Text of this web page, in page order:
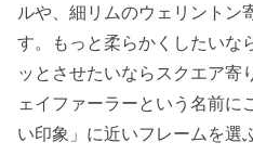
ルや、細リムのウェリントン
す。もっと柔らかくしたいな
ッとさせたいならスクエア寄
ェイファーラーという名前に
い印象」に近いフレームを選